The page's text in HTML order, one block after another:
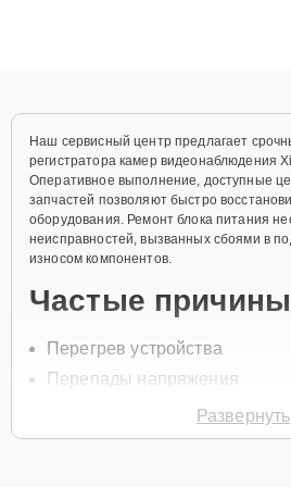
Наш сервисный центр предлагает
регистратора камер видеонаблюдения
Оперативное выполнение, доступные
запчастей позволяют быстро
оборудования. Ремонт блока питания
неисправностей, вызванных сбоями в
износом компонентов.
Частые
Перегрев устройства
Перепады напряжения
Износ конденсаторов
Повреждение кабелей
Развернуть